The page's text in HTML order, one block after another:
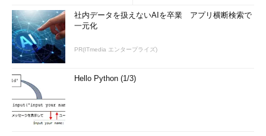
社内データを扱えないAIを卒業 アプリ横断検索で
一元化
PR(ITmedia エンタープライズ)
Hello Python (1/3)